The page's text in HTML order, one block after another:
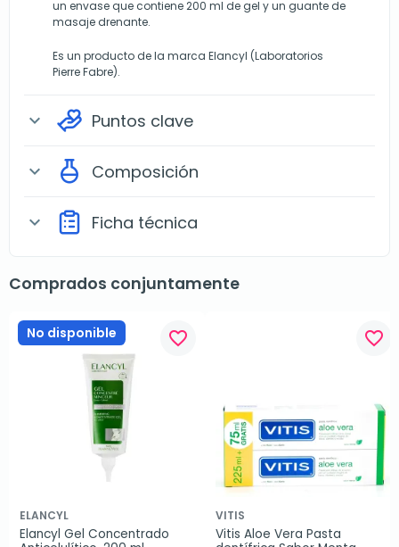
un envase que contiene 200 ml de gel y un guante de
masaje drenante.
Es un producto de la marca Elancyl (Laboratorios
Pierre Fabre).
expand_more Puntos clave
expand_more Composición
expand_more Ficha técnica
Comprados conjuntamente
No disponible favorite_border
ELANCYL
Elancyl Gel Concentrado
favorite_border
VITIS
Vitis Aloe Vera Pasta